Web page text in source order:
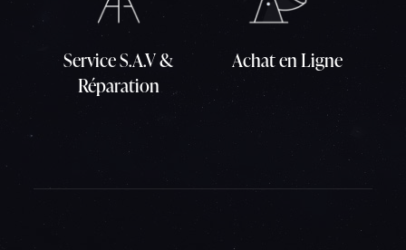
Service S.A.V &
Réparation
Achat en Ligne